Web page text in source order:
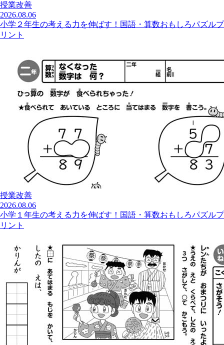
授業改善
2026.08.06
小学２年生の考える力を伸ばす！国語・算数おもしろパズルプ
リント
授業改善
2026.08.06
小学１年生の考える力を伸ばす！国語・算数おもしろパズルプ
リント